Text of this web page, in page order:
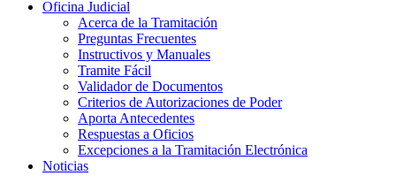
Oficina Judicial
Acerca de la Tramitación
Preguntas Frecuentes
Instructivos y Manuales
Tramite Fácil
Validador de Documentos
Criterios de Autorizaciones de Poder
Aporta Antecedentes
Respuestas a Oficios
Excepciones a la Tramitación Electrónica
Noticias